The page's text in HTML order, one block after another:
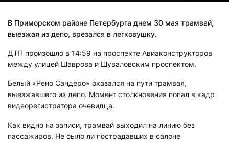
В Приморском районе Петербурга днем 30 мая трамвай,
выезжая из депо, врезался в легковушку.
ДТП произошло в 14:59 на проспекте Авиаконструкторов
между улицей Шаврова и Шуваловским проспектом.
Белый «Рено Сандеро» оказался на пути трамвая,
выезжавшего из депо. Момент столкновения попал в кадр
видеорегистратора очевидца.
Как видно на записи, трамвай выходил на линию без
пассажиров. Не было ли пострадавших в салоне